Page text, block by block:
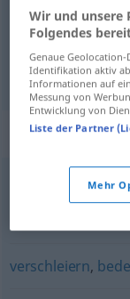
zacierać
überdecken FIG
schneiden
verschleiern,
Wir und unsere
Folgendes
Genaue
Identifikation aktiv
Informationen auf
Messung von
Entwicklung von
Liste der Partner
Mehr